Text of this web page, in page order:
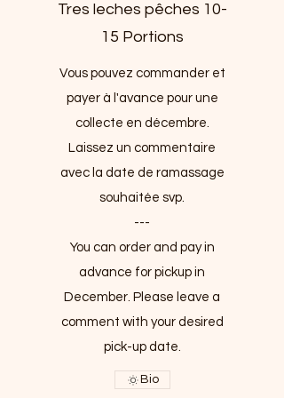
Tres leches pêches 10-
15 Portions
Vous pouvez commander et
payer à l'avance pour une
collecte en décembre.
Laissez un commentaire
avec la date de ramassage
souhaitée svp.
---
You can order and pay in
advance for pickup in
December. Please leave a
comment with your desired
pick-up date.
Bio